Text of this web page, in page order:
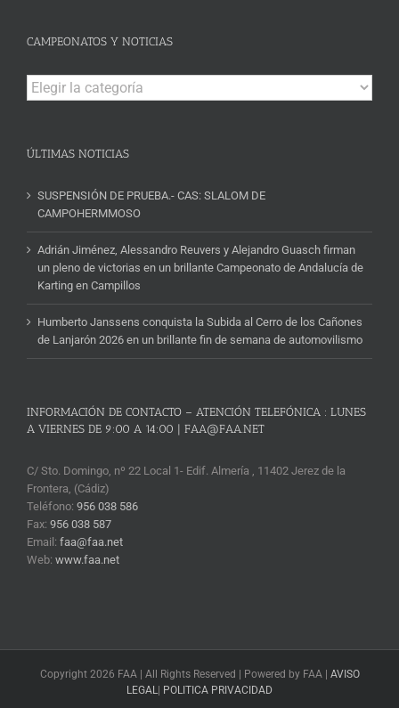
CAMPEONATOS Y NOTICIAS
Campeonatos
y
ÚLTIMAS NOTICIAS
SUSPENSIÓN DE PRUEBA.- CAS: SLALOM DE
CAMPOHERMMOSO
Adrián Jiménez, Alessandro Reuvers y Alejandro Guasch firman
un pleno de victorias en un brillante Campeonato de Andalucía de
Karting en Campillos
Humberto Janssens conquista la Subida al Cerro de los Cañones
de Lanjarón 2026 en un brillante fin de semana de automovilismo
INFORMACIÓN DE CONTACTO – ATENCIÓN TELEFÓNICA : LUNES
A VIERNES DE 9:00 A 14:00 | FAA@FAA.NET
C/ Sto. Domingo, nº 22 Local 1- Edif. Almería , 11402 Jerez de la
Frontera, (Cádiz)
Teléfono: 956 038 586
Fax: 956 038 587
Email: faa@faa.net
Web: www.faa.net
Copyright 2026 FAA | All Rights Reserved | Powered by FAA | AVISO
LEGAL | POLITICA PRIVACIDAD